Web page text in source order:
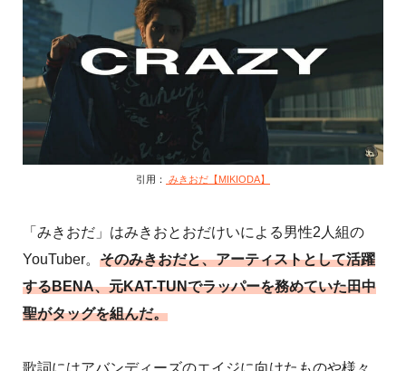
引用： みきおだ【MIKIODA】
「みきおだ」はみきおとおだけいによる男性2人組の
YouTuber。 そのみきおだと、アーティストとして活躍
するBENA、元KAT-TUNでラッパーを務めていた田中
聖がタッグを組んだ。